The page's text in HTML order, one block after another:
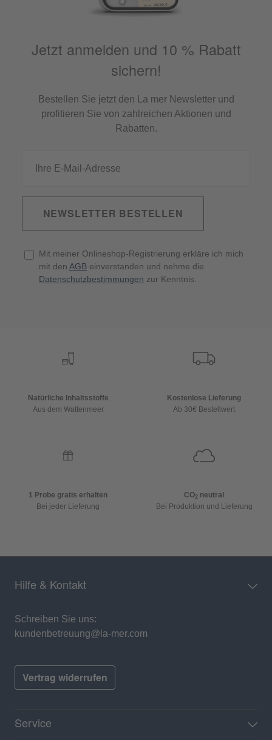
Jetzt anmelden und 10 % Rabatt
sichern!
Bestellen Sie jetzt den La mer Newsletter und
profitieren Sie von zahlreichen Aktionen und
Rabatten.
NEWSLETTER BESTELLEN
Mit meiner Onlineshop-Registrierung erkläre ich mich
mit den AGB einverstanden und nehme die
Datenschutzbestimmungen zur Kenntnis.
Natürliche Inhaltsstoffe
Aus dem Wattenmeer
Kostenlose Lieferung
Ab 30€ Bestellwert
1 Probe gratis erhalten
Bei jeder Lieferung
CO2 neutral
Bei Produktion und Lieferung
Hilfe & Kontakt
Schreiben Sie uns:
kundenbetreuung@la-mer.com
Vertrag widerrufen
Service